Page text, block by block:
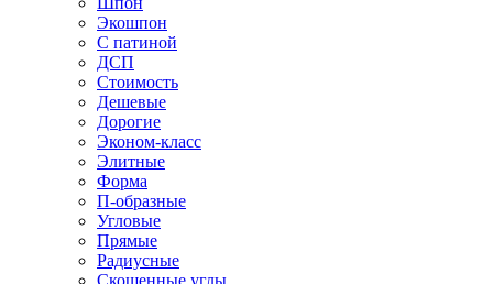
Экошпон
С патиной
ДСП
Стоимость
Дешевые
Дорогие
Эконом-класс
Элитные
Форма
П-образные
Угловые
Прямые
Радиусные
Скошенные углы